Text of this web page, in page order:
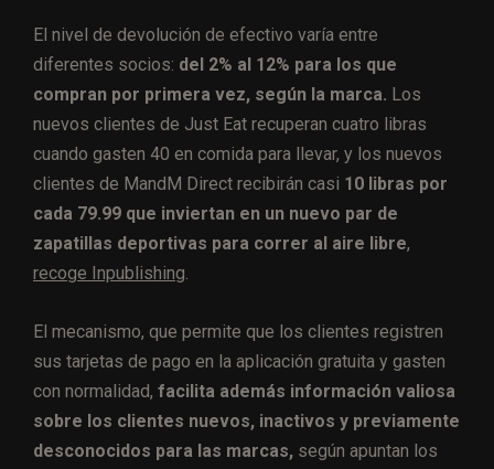
El nivel de devolución de efectivo varía entre
diferentes socios: del 2% al 12% para los que
compran por primera vez, según la marca. Los
nuevos clientes de Just Eat recuperan cuatro libras
cuando gasten 40 en comida para llevar, y los nuevos
clientes de MandM Direct recibirán casi 10 libras por
cada 79.99 que inviertan en un nuevo par de
zapatillas deportivas para correr al aire libre,
recoge Inpublishing.
El mecanismo, que permite que los clientes registren
sus tarjetas de pago en la aplicación gratuita y gasten
con normalidad, facilita además información valiosa
sobre los clientes nuevos, inactivos y previamente
desconocidos para las marcas, según apuntan los